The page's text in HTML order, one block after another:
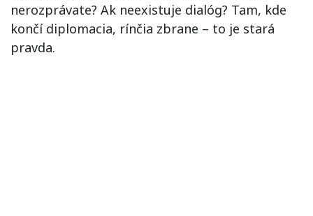
nerozprávate? Ak neexistuje dialóg? Tam, kde
končí diplomacia, rínčia zbrane – to je stará
pravda.